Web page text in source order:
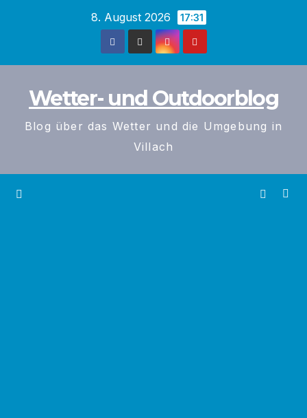
8. August 2026 17:31
Wetter- und Outdoorblog
Blog über das Wetter und die Umgebung in
Villach